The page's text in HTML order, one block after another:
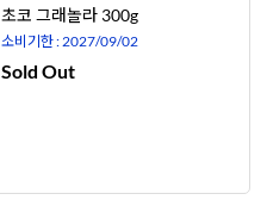
초코 그래놀라 300g
소비기한 : 2027/09/02
Sold Out